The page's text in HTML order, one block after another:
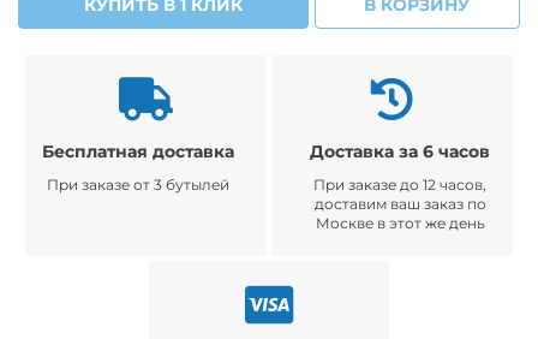
КУПИТЬ В 1 КЛИК В КОРЗИНУ
Бесплатная доставка
При заказе от 3 бутылей
Доставка за 6 часов
При заказе до 12 часов,
доставим ваш заказ по
Москве в этот же день